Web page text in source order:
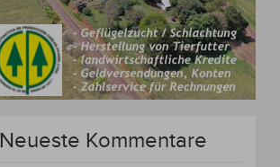
Neueste Kommentare